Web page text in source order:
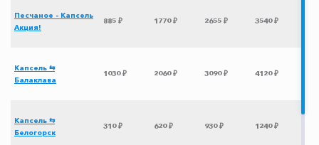
Песчаное - Капсель
Акция!
885 ₽ 1770 ₽ 2655 ₽ 3540 ₽
Капсель ⇆
Балаклава
1030 ₽ 2060 ₽ 3090 ₽ 4120 ₽
Капсель ⇆
Белогорск
310 ₽ 620 ₽ 930 ₽ 1240 ₽